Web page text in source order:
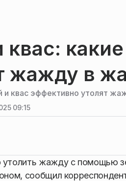
жажду в
квас эффективно утолят
09:15
жажду с помощью
сообщил